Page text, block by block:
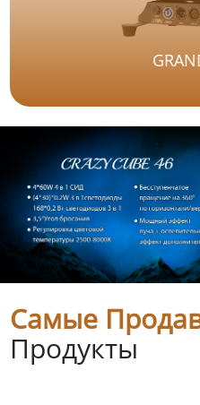
Самые
Продукты